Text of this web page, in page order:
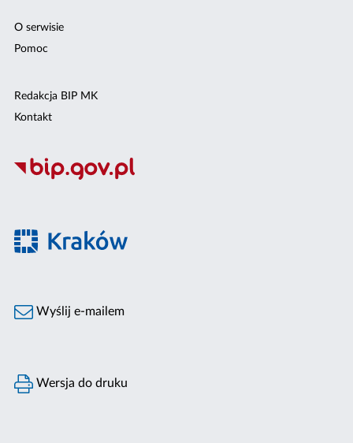
O serwisie
Pomoc
Redakcja BIP MK
Kontakt
Wyślij e-mailem
Wersja do druku